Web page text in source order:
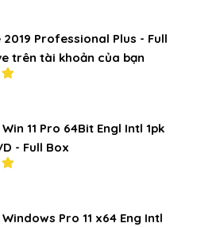
Professional Plus - Full
trên tài khoản của bạn
11 Pro 64Bit Engl Intl 1pk
- Full Box
Pro 11 x64 Eng Intl